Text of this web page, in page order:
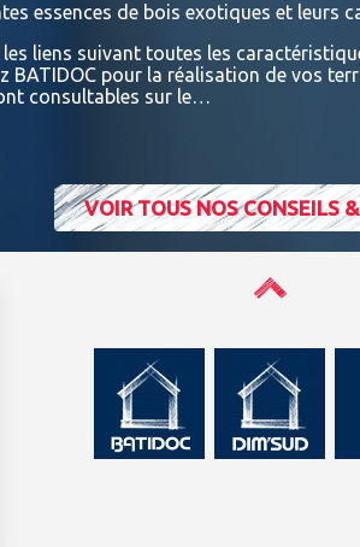
essences de bois exotiques et leurs
liens suivant toutes les
BATIDOC pour la réalisation de vos
consultables sur le…
VOIR TOUS NOS CONSEILS